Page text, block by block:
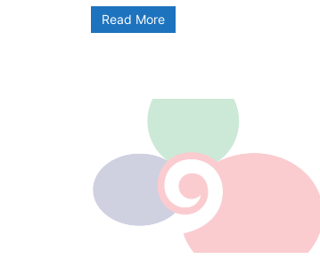
Read More